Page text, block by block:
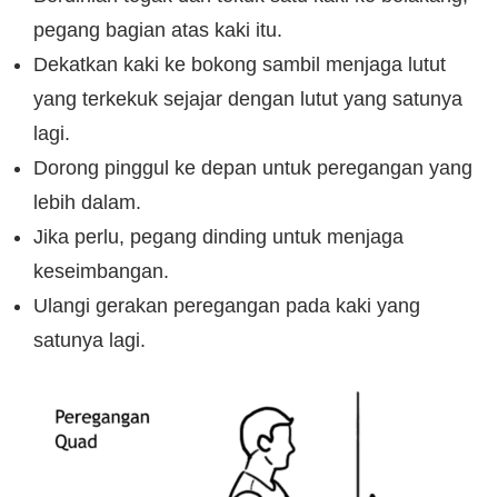
pegang bagian atas kaki itu.
Dekatkan kaki ke bokong sambil menjaga lutut
yang terkekuk sejajar dengan lutut yang satunya
lagi.
Dorong pinggul ke depan untuk peregangan yang
lebih dalam.
Jika perlu, pegang dinding untuk menjaga
keseimbangan.
Ulangi gerakan peregangan pada kaki yang
satunya lagi.